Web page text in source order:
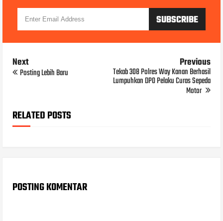
Next
Posting Lebih Baru
Previous
Tekab 308 Polres Way Kanan Berhasil
Lumpuhkan DPO Pelaku Curas Sepeda
Motor
RELATED POSTS
POSTING KOMENTAR